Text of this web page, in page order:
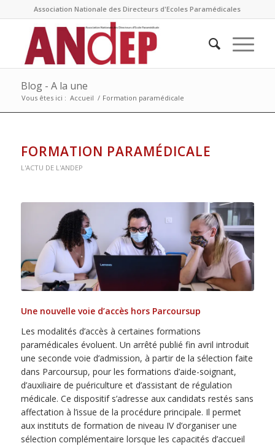
Association Nationale des Directeurs d'Ecoles Paramédicales
Blog - A la une
Vous êtes ici : Accueil / Formation paramédicale
FORMATION PARAMÉDICALE
L'ACTU DE L'ANDEP
Une nouvelle voie d’accès hors Parcoursup
Les modalités d’accès à certaines formations
paramédicales évoluent. Un arrêté publié fin avril introduit
une seconde voie d’admission, à partir de la sélection faite
dans Parcoursup, pour les formations d’aide-soignant,
d’auxiliaire de puériculture et d’assistant de régulation
médicale. Ce dispositif s’adresse aux candidats restés sans
affectation à l’issue de la procédure principale. Il permet
aux instituts de formation de niveau IV d’organiser une
sélection complémentaire lorsque les capacités d’accueil